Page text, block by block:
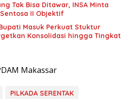
Tak Bisa Ditawar, INSA Minta
II Objektif
Masuk Perkuat Stuktur
Konsolidasi hingga Tingkat
PILKADA SERENTAK